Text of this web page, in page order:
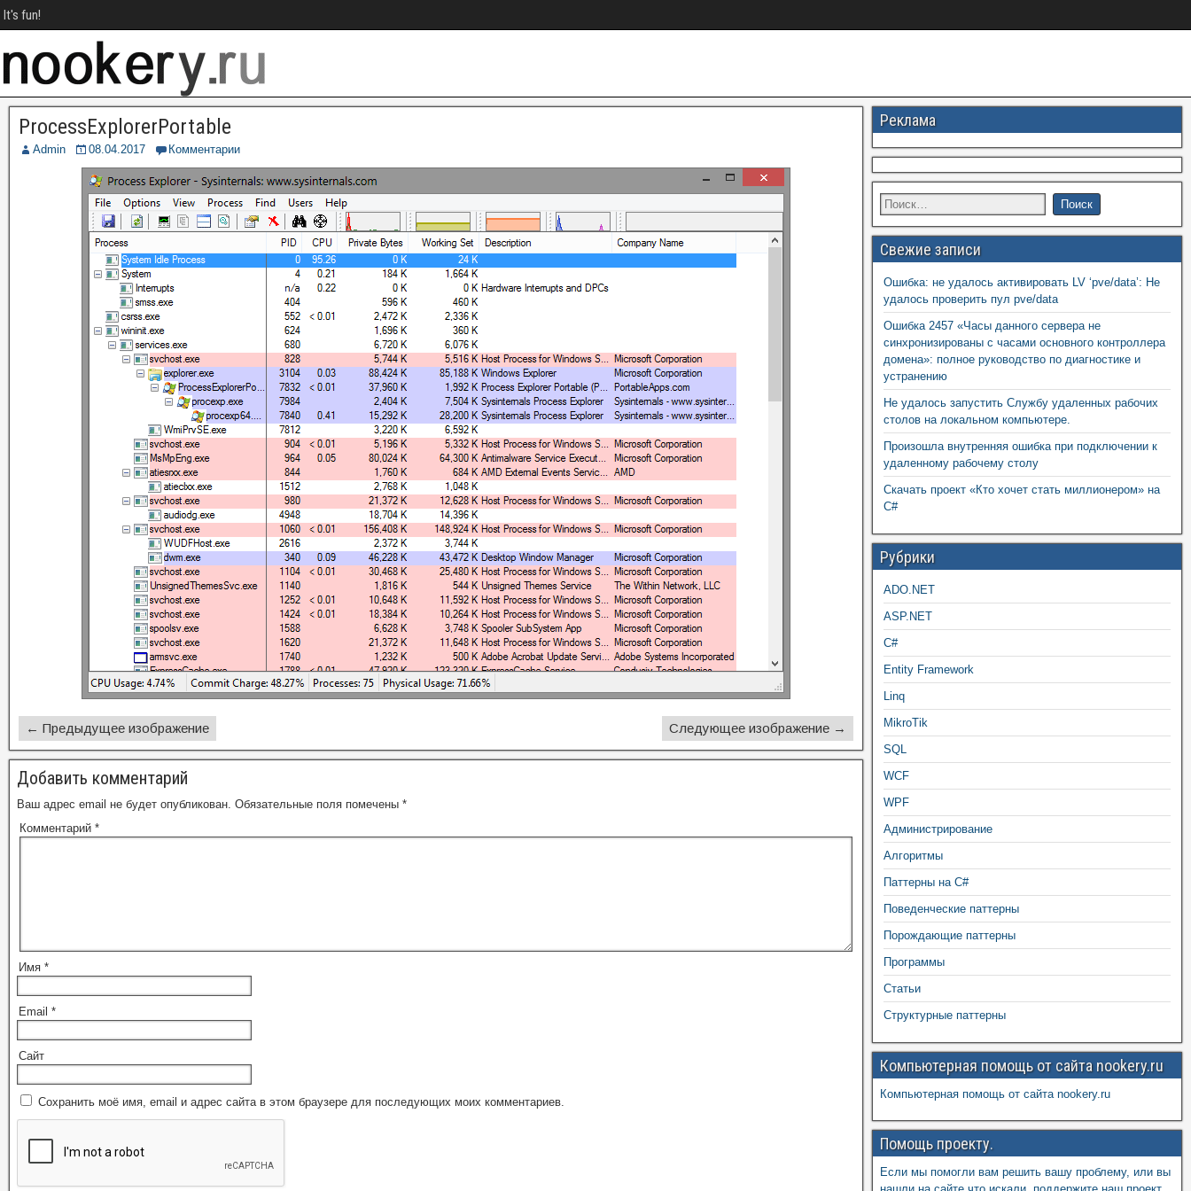
It's fun!
ProcessExplorerPortable
Admin 08.04.2017 Комментарии
← Предыдущее изображение Следующее изображение →
Добавить комментарий
Ваш адрес email не будет опубликован. Обязательные поля помечены *
Комментарий *
Имя *
Email *
Сайт
Сохранить моё имя, email и адрес сайта в этом браузере для последующих моих комментариев.
Реклама
Свежие записи
Ошибка: не удалось активировать LV ‘pve/data’: Не
удалось проверить пул pve/data
Ошибка 2457 «Часы данного сервера не
синхронизированы с часами основного контроллера
домена»: полное руководство по диагностике и
устранению
Не удалось запустить Службу удаленных рабочих
столов на локальном компьютере.
Произошла внутренняя ошибка при подключении к
удаленному рабочему столу
Скачать проект «Кто хочет стать миллионером» на
C#
Рубрики
ADO.NET
ASP.NET
C#
Entity Framework
Linq
MikroTik
SQL
WCF
WPF
Администрирование
Алгоритмы
Паттерны на C#
Поведенческие паттерны
Порождающие паттерны
Программы
Статьи
Структурные паттерны
Компьютерная помощь от сайта nookery.ru
Компьютерная помощь от сайта nookery.ru
Помощь проекту.
Если мы помогли вам решить вашу проблему, или вы